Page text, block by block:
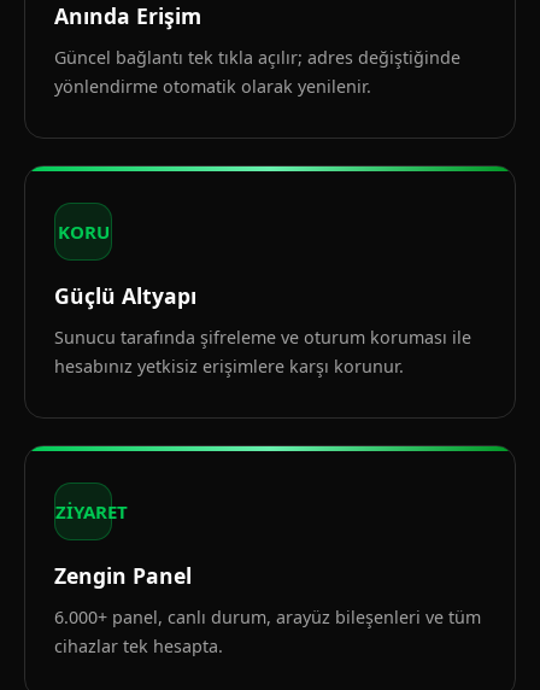
Anında Erişim
Güncel bağlantı tek tıkla açılır; adres değiştiğinde
yönlendirme otomatik olarak yenilenir.
KORU
Güçlü Altyapı
Sunucu tarafında şifreleme ve oturum koruması ile
hesabınız yetkisiz erişimlere karşı korunur.
ZİYARET
Zengin Panel
6.000+ panel, canlı durum, arayüz bileşenleri ve tüm
cihazlar tek hesapta.